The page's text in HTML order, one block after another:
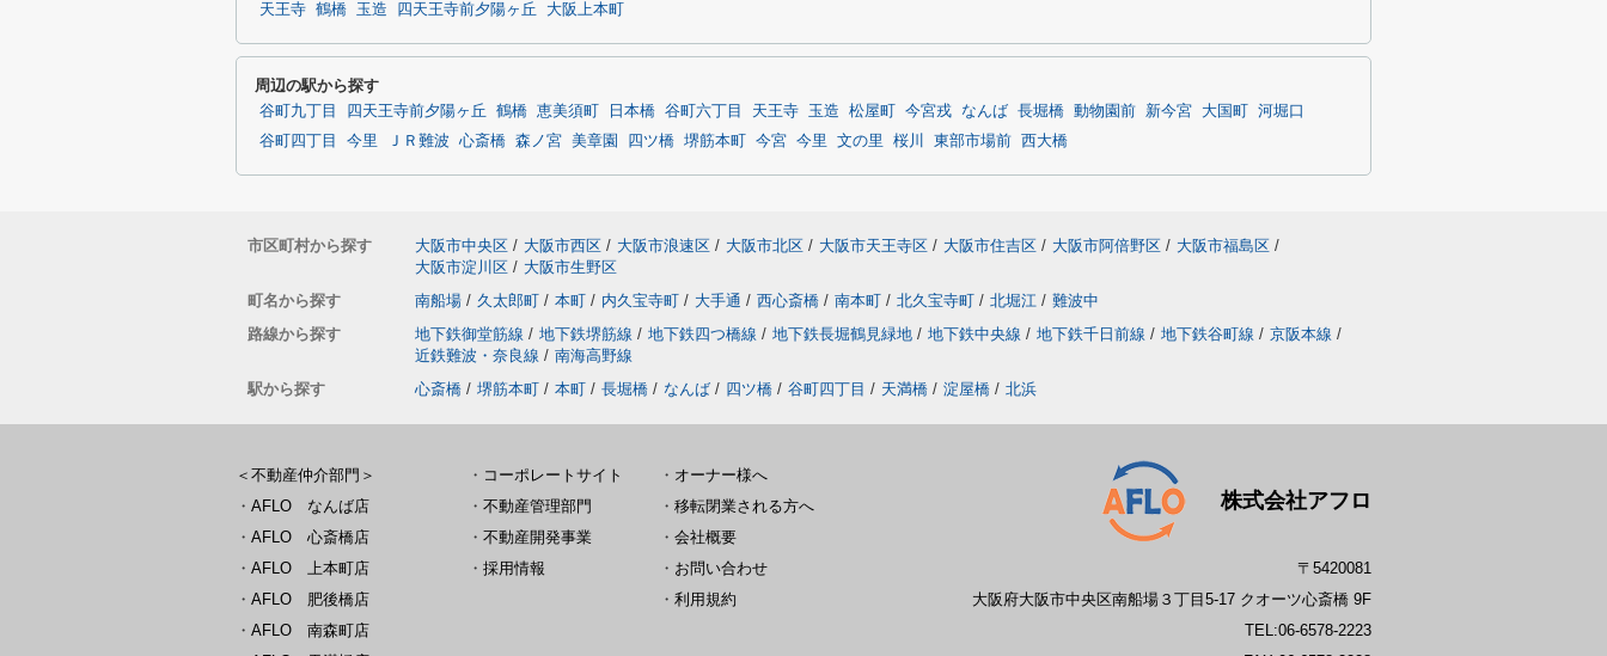
天王寺 鶴橋 玉造 四天王寺前夕陽ヶ丘 大阪上本町
周辺の駅から探す
谷町九丁目 四天王寺前夕陽ヶ丘 鶴橋 恵美須町 日本橋 谷町六丁目 天王寺 玉造 松屋町 今宮戎 なんば 長堀橋 動物園前 新今宮 大国町
河堀口
谷町四丁目
今里 ＪＲ難波 心斎橋 森ノ宮 美章園 四ツ橋 堺筋本町 今宮 今里 文の里 桜川 東部市場前 西大橋
市区町村から探す 大阪市中央区 / 大阪市西区 / 大阪市浪速区 / 大阪市北区 / 大阪市天王寺区 / 大阪市住吉区 / 大阪市阿倍野区 / 大阪市福島区 /
大阪市淀川区 / 大阪市生野区
町名から探す
南船場 / 久太郎町 / 本町 / 内久宝寺町 / 大手通 / 西心斎橋 / 南本町 / 北久宝寺町 / 北堀江 / 難波中
路線から探す
地下鉄御堂筋線 / 地下鉄堺筋線 / 地下鉄四つ橋線 / 地下鉄長堀鶴見緑地 / 地下鉄中央線 / 地下鉄千日前線 / 地下鉄谷町線 / 京阪本線 /
近鉄難波・奈良線 / 南海高野線
駅から探す
心斎橋 / 堺筋本町 / 本町 / 長堀橋 / なんば / 四ツ橋 / 谷町四丁目 / 天満橋 / 淀屋橋 / 北浜
＜不動産仲介部門＞
・ AFLO なんば店
・ AFLO 心斎橋店
・ AFLO 上本町店
・ AFLO 肥後橋店
・ AFLO 南森町店
・ コーポレートサイト
・ 不動産管理部門
・ 不動産開発事業
・ 採用情報
・ オーナー様へ
・ 移転閉業される方へ
・ 会社概要
・ お問い合わせ
・ 利用規約
株式会社アフロ
〒5420081
大阪府大阪市中央区南船場３丁目5-17 クオーツ心斎橋 9F
TEL:06-6578-2223